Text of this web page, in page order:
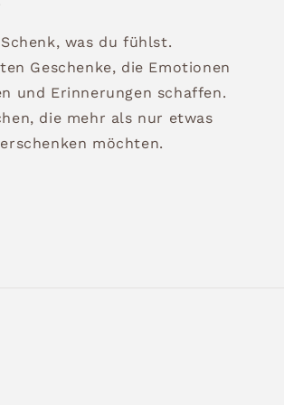
was du fühlst.
Geschenke, die Emotionen
und Erinnerungen schaffen.
die mehr als nur etwas
möchten.